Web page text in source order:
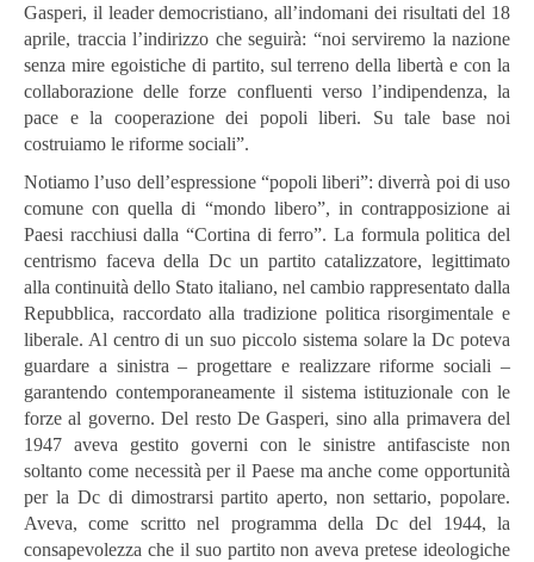
Gasperi, il leader democristiano, all’indomani dei risultati del 18
aprile, traccia l’indirizzo che seguirà: “noi serviremo la nazione
senza mire egoistiche di partito, sul terreno della libertà e con la
collaborazione delle forze confluenti verso l’indipendenza, la
pace e la cooperazione dei popoli liberi. Su tale base noi
costruiamo le riforme sociali”.
Notiamo l’uso dell’espressione “popoli liberi”: diverrà poi di uso
comune con quella di “mondo libero”, in contrapposizione ai
Paesi racchiusi dalla “Cortina di ferro”. La formula politica del
centrismo faceva della Dc un partito catalizzatore, legittimato
alla continuità dello Stato italiano, nel cambio rappresentato dalla
Repubblica, raccordato alla tradizione politica risorgimentale e
liberale. Al centro di un suo piccolo sistema solare la Dc poteva
guardare a sinistra – progettare e realizzare riforme sociali –
garantendo contemporaneamente il sistema istituzionale con le
forze al governo. Del resto De Gasperi, sino alla primavera del
1947 aveva gestito governi con le sinistre antifasciste non
soltanto come necessità per il Paese ma anche come opportunità
per la Dc di dimostrarsi partito aperto, non settario, popolare.
Aveva, come scritto nel programma della Dc del 1944, la
consapevolezza che il suo partito non aveva pretese ideologiche